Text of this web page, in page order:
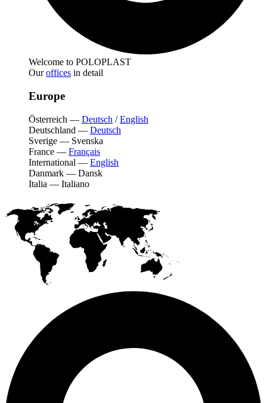
Welcome to POLOPLAST
Ouroffices in detail
Europe
Österreich — Deutsch /English
Deutschland — Deutsch
Sverige — Svenska
France — Français
International — English
Danmark — Dansk
Italia — Italiano